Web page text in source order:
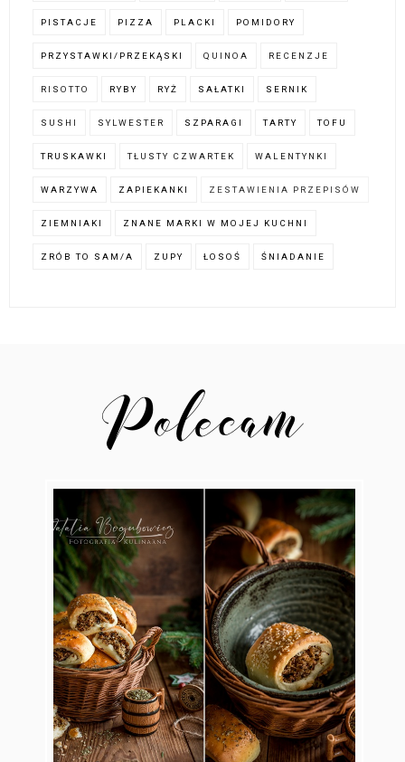
PISTACJE PIZZA PLACKI POMIDORY
PRZYSTAWKI/PRZEKĄSKI QUINOA RECENZJE
RISOTTO RYBY RYŻ SAŁATKI SERNIK
SUSHI SYLWESTER SZPARAGI TARTY TOFU
TRUSKAWKI TŁUSTY CZWARTEK WALENTYNKI
WARZYWA ZAPIEKANKI ZESTAWIENIA PRZEPISÓW
ZIEMNIAKI ZNANE MARKI W MOJEJ KUCHNI
ZRÓB TO SAM/A ZUPY ŁOSOŚ ŚNIADANIE